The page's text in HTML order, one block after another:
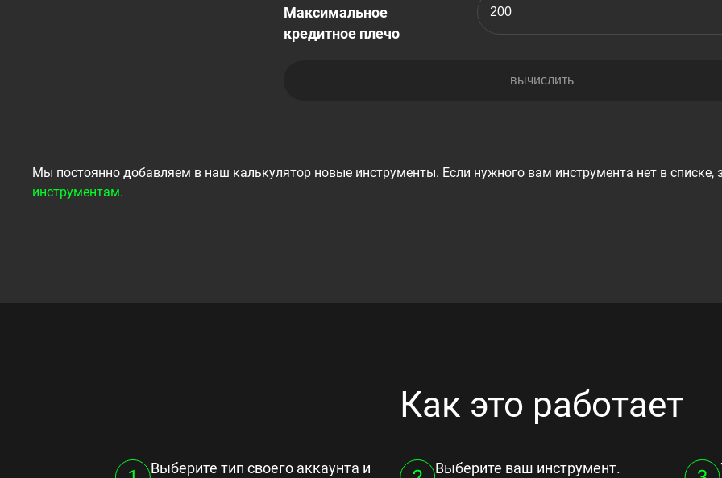
Максимальное
кредитное плечо
вычислить
Мы постоянно добавляем в наш калькулятор новые инструменты. Если нужного вам инструмента нет в списке,
инструментам.
Как это работает
Выберите тип своего аккаунта и
Выберите ваш инструмент.